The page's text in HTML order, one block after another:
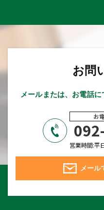
お問
メールまたは、お電話に
お
営業時間:平
メール